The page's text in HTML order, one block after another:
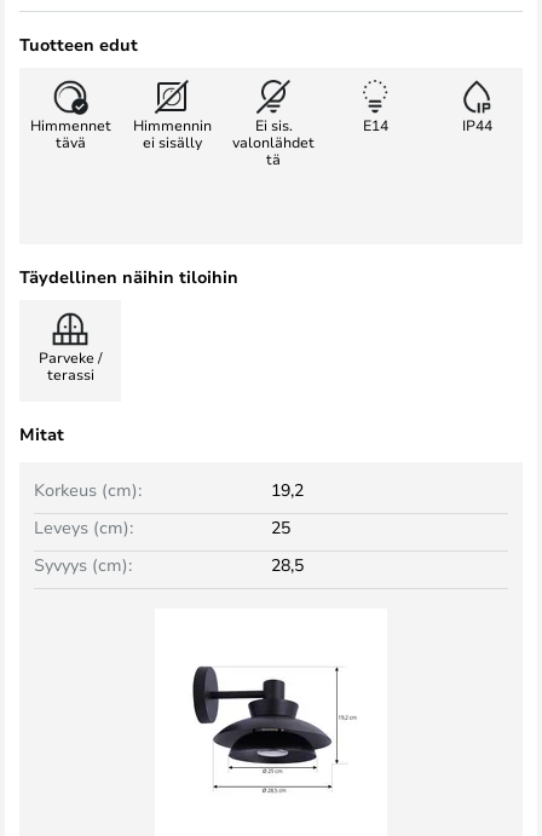
Tuotteen edut
Himmennet
tävä
Himmennin
ei sisälly
Ei sis.
valonlähdet
tä
E14 IP44
Täydellinen näihin tiloihin
Parveke /
terassi
Mitat
Leveys (cm): 25
Korkeus (cm): 19,2
Syvyys (cm): 28,5